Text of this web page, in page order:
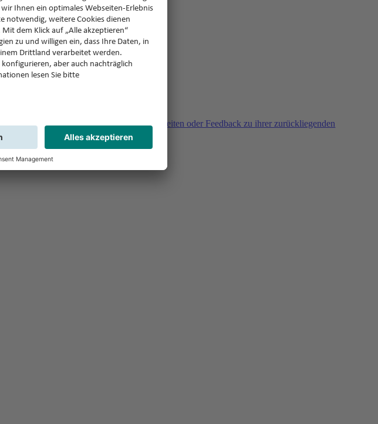
Sie haben Fragen, Unklarheiten oder Feedback zu ihrer zurückliegenden
Buchung?